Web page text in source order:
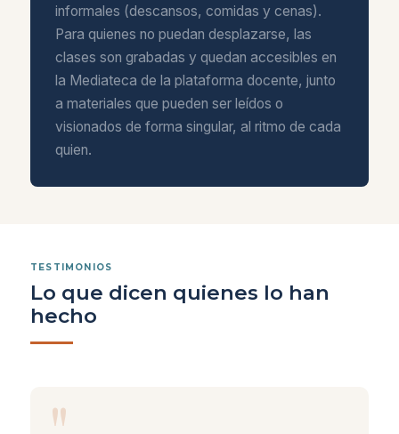
informales (descansos, comidas y cenas).
Para quienes no puedan desplazarse, las
clases son grabadas y quedan accesibles en
la Mediateca de la plataforma docente, junto
a materiales que pueden ser leídos o
visionados de forma singular, al ritmo de cada
quien.
TESTIMONIOS
Lo que dicen quienes lo han
hecho